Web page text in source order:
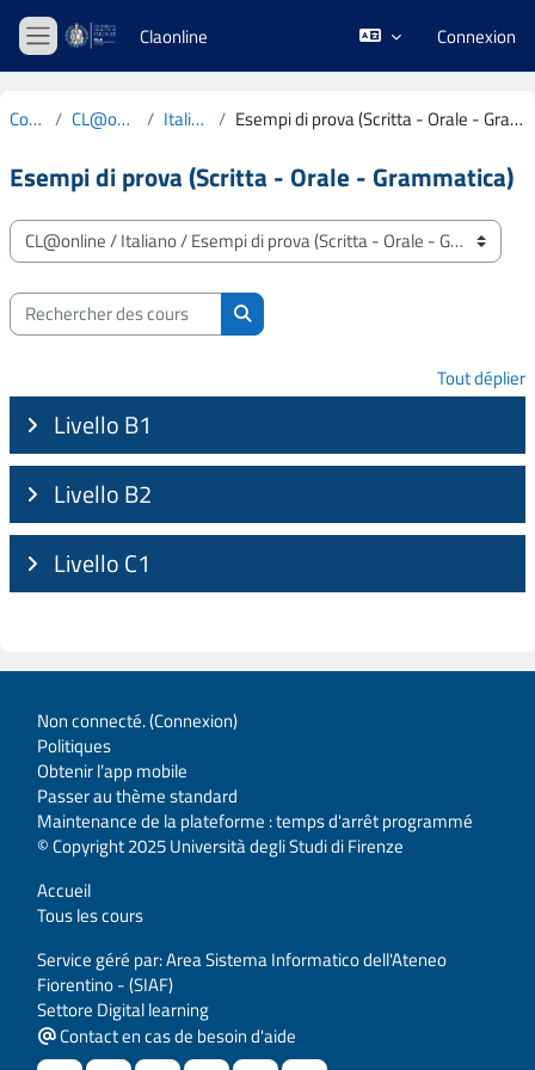
Passer au contenu principal
Panneau latéral
Claonline Connexion
Cours CL@online Italiano Esempi di prova (Scritta - Orale - Grammatica)
Esempi di prova (Scritta - Orale - Grammatica)
Catégories de cours
Rechercher des cours
Rechercher des cours
Tout déplier
Livello B1
Livello B2
Livello C1
Non connecté. (Connexion)
Politiques
Obtenir l’app mobile
Passer au thème standard
Maintenance de la plateforme : temps d'arrêt programmé
© Copyright 2025 Università degli Studi di Firenze
Accueil
Tous les cours
Service géré par: Area Sistema Informatico dell'Ateneo
Fiorentino - (SIAF)
Settore Digital learning
Contact en cas de besoin d'aide